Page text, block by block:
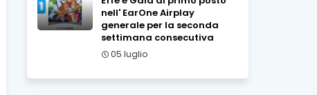
nell' EarOne Airplay
generale per la seconda
settimana consecutiva
05 luglio